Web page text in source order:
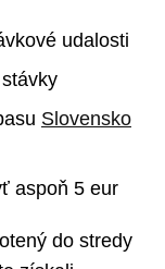
udalosti
Slovensko
aspoň 5 eur
do stredy